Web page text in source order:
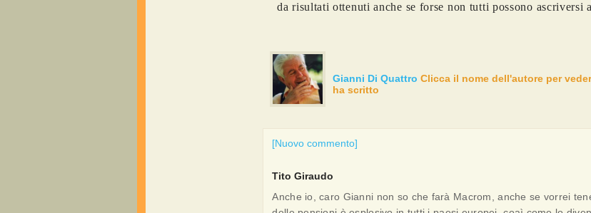
da risultati ottenuti anche se forse non tutti possono ascriversi
Gianni Di Quattro Clicca il nome dell'autore per
ha scritto
[Nuovo commento]
Tito Giraudo
Anche io, caro Gianni non so che farà Macrom, anche se vorrei